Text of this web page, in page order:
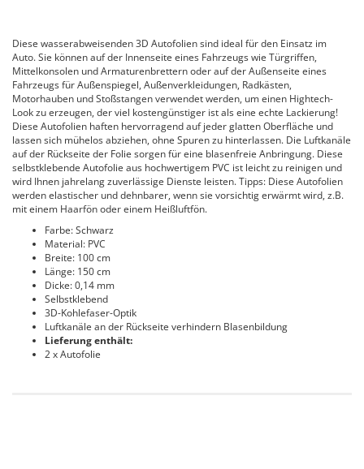
Diese wasserabweisenden 3D Autofolien sind ideal für den Einsatz im
Auto. Sie können auf der Innenseite eines Fahrzeugs wie Türgriffen,
Mittelkonsolen und Armaturenbrettern oder auf der Außenseite eines
Fahrzeugs für Außenspiegel, Außenverkleidungen, Radkästen,
Motorhauben und Stoßstangen verwendet werden, um einen Hightech-
Look zu erzeugen, der viel kostengünstiger ist als eine echte Lackierung!
Diese Autofolien haften hervorragend auf jeder glatten Oberfläche und
lassen sich mühelos abziehen, ohne Spuren zu hinterlassen. Die Luftkanäle
auf der Rückseite der Folie sorgen für eine blasenfreie Anbringung. Diese
selbstklebende Autofolie aus hochwertigem PVC ist leicht zu reinigen und
wird Ihnen jahrelang zuverlässige Dienste leisten. Tipps: Diese Autofolien
werden elastischer und dehnbarer, wenn sie vorsichtig erwärmt wird, z.B.
mit einem Haarfön oder einem Heißluftfön.
Farbe: Schwarz
Material: PVC
Breite: 100 cm
Länge: 150 cm
Dicke: 0,14 mm
Selbstklebend
3D-Kohlefaser-Optik
Luftkanäle an der Rückseite verhindern Blasenbildung
Lieferung enthält:
2 x Autofolie